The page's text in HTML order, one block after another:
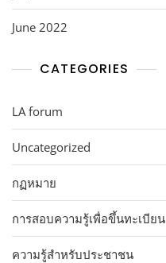
June 2022
CATEGORIES
LA forum
Uncategorized
กฏหมาย
การสอบความรู้เพื่อขึ้นทะเบียน
ความรู้สำหรับประชาชน